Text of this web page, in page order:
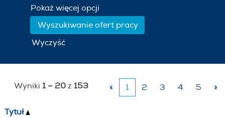
Pokaż więcej opcji
Wyczyść
Wyniki 1 – 20 z 153 « 1 2 3 4 5 »
Tytuł